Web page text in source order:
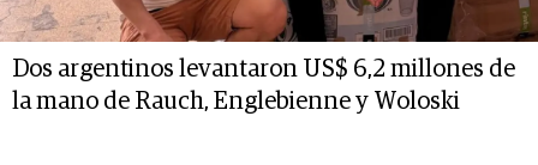
Dos argentinos levantaron US$ 6,2 millones de
la mano de Rauch, Englebienne y Woloski